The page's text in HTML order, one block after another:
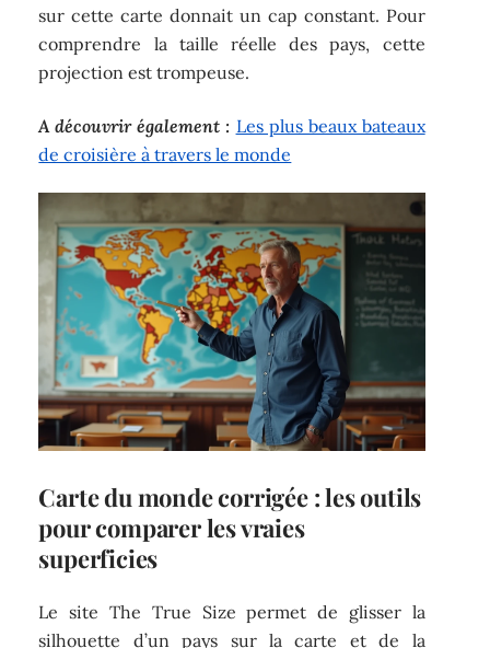
sur cette carte donnait un cap constant. Pour
comprendre la taille réelle des pays, cette
projection est trompeuse.
A découvrir également : Les plus beaux bateaux
de croisière à travers le monde
Carte du monde corrigée : les outils
pour comparer les vraies
superficies
Le site The True Size permet de glisser la
silhouette d’un pays sur la carte et de la